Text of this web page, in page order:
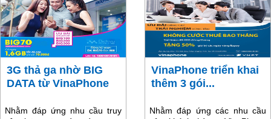
3G thả ga nhờ BIG
DATA từ VinaPhone
Nhằm đáp ứng nhu cầu truy
VinaPhone triển khai
thêm 3 gói...
Nhằm đáp ứng các nhu cầu